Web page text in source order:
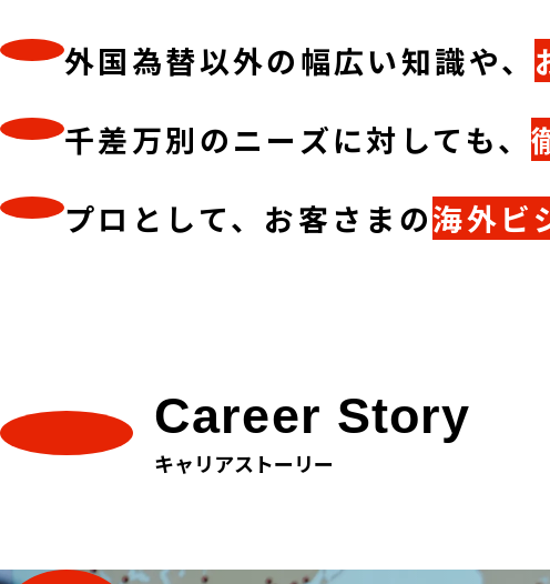
外国為替以外の幅広い知識や、
千差万別のニーズに対しても、
プロとして、お客さまの海外ビ
Career Story
キャリアストーリー